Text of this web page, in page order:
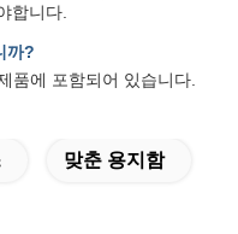
합니다.
까?
품에 포함되어 있습니다.
맞춘 용지함